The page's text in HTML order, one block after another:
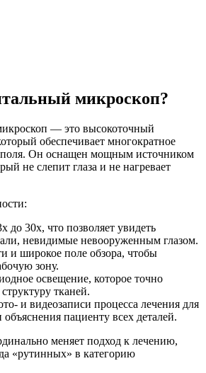
микроскоп?
— это высокоточный
обеспечивает многократное
поля. Он оснащен мощным источником
не слепит глаза и не нагревает
до 30x, что позволяет увидеть
невидимые невооруженным глазом.
и широкое поле обзора, чтобы
зону.
освещение, которое точно
тканей.
и видеозаписи процесса лечения для
пациенту всех деталей.
меняет подход к лечению,
«рутинных» в категорию